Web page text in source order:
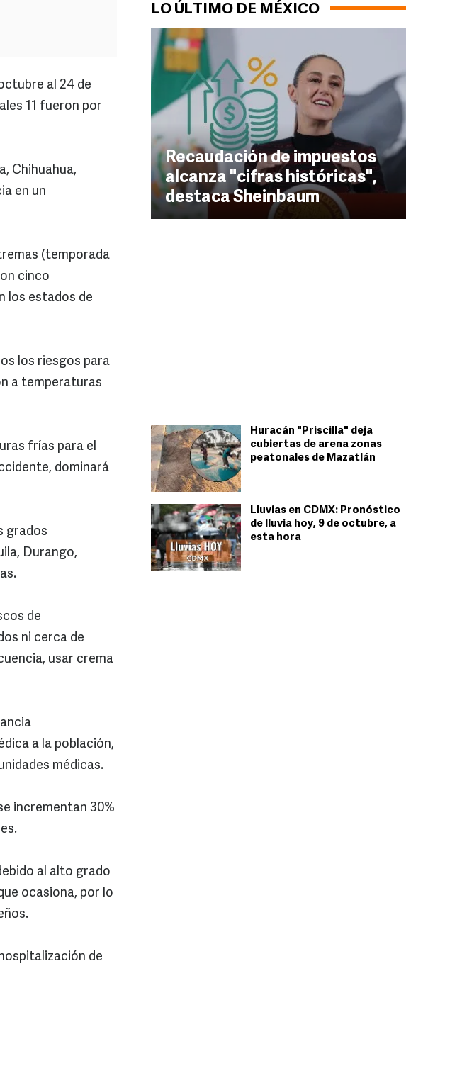
LO ÚLTIMO DE MÉXICO
Recaudación de impuestos
alcanza "cifras históricas",
destaca Sheinbaum
Huracán "Priscilla" deja
cubiertas de arena zonas
peatonales de Mazatlán
Lluvias en CDMX: Pronóstico
de lluvia hoy, 9 de octubre, a
esta hora
al 24 de
11 fueron por
Chihuahua,
en un
(temporada
cinco
los estados de
los riesgos para
a temperaturas
frías para el
dominará
grados
Durango,
de
ni cerca de
usar crema
a la población,
médicas.
incrementan 30%
al alto grado
ocasiona, por lo
de